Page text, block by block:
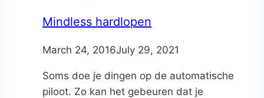
Mindless hardlopen
ByNicole
March 24, 2016July 29, 2021
Soms doe je dingen op de automatische
piloot. Zo kan het gebeuren dat je